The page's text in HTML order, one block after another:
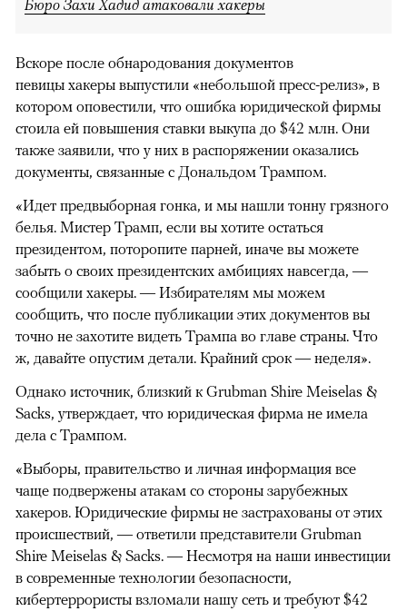
Бюро Захи Хадид атаковали хакеры
Вскоре после обнародования документов
певицы хакеры выпустили «небольшой пресс-релиз», в
котором оповестили, что ошибка юридической фирмы
стоила ей повышения ставки выкупа до $42 млн. Они
также заявили, что у них в распоряжении оказались
документы, связанные с Дональдом Трампом.
«Идет предвыборная гонка, и мы нашли тонну грязного
белья. Мистер Трамп, если вы хотите остаться
президентом, поторопите парней, иначе вы можете
забыть о своих президентских амбициях навсегда, —
сообщили хакеры. — Избирателям мы можем
сообщить, что после публикации этих документов вы
точно не захотите видеть Трампа во главе страны. Что
ж, давайте опустим детали. Крайний срок — неделя».
Однако источник, близкий к Grubman Shire Meiselas &
Sacks, утверждает, что юридическая фирма не имела
дела с Трампом.
«Выборы, правительство и личная информация все
чаще подвержены атакам со стороны зарубежных
хакеров. Юридические фирмы не застрахованы от этих
происшествий, — ответили представители Grubman
Shire Meiselas & Sacks. — Несмотря на наши инвестиции
в современные технологии безопасности,
кибертеррористы взломали нашу сеть и требуют $42